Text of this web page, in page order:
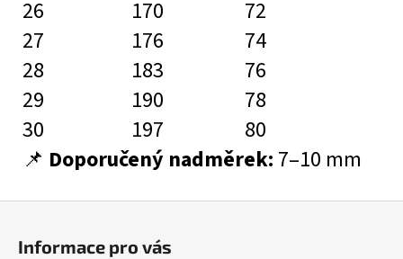
26
170
72
27
176
74
28
183
76
29
190
78
30
197
80
📌 Doporučený nadměrek: 7–10 mm
Informace pro vás